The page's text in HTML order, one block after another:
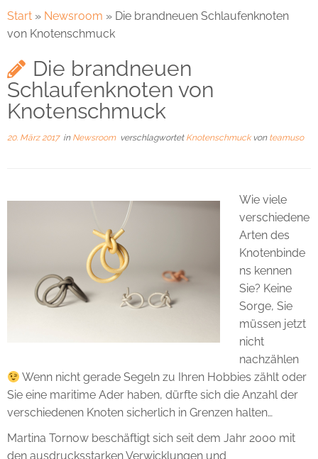
Start » Newsroom » Die brandneuen Schlaufenknoten
von Knotenschmuck
Die brandneuen
Schlaufenknoten von
Knotenschmuck
20. März 2017in Newsroom verschlagwortet Knotenschmuck von teamuso
Wie viele
verschiedene
Arten des
Knotenbinde
ns kennen
Sie? Keine
Sorge, Sie
müssen jetzt
nicht
nachzählen
Wenn nicht gerade Segeln zu Ihren Hobbies zählt oder
Sie eine maritime Ader haben, dürfte sich die Anzahl der
verschiedenen Knoten sicherlich in Grenzen halten…
Martina Tornow beschäftigt sich seit dem Jahr 2000 mit
den ausdrucksstarken Verwicklungen und